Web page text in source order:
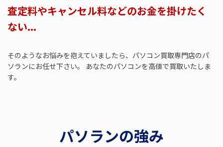
査定料やキャンセル料などのお金を掛けたく
ない...
そのようなお悩みを抱えていましたら、パソコン買取専門店のパ
ソランにお任せ下さい。 あなたのパソコンを高値で買取いたしま
す。
パソランの強み